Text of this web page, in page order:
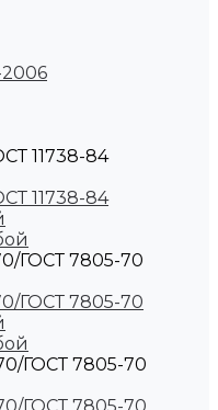
2006
11738-84
11738-84
ГОСТ 7805-70
ГОСТ 7805-70
ГОСТ 7805-70